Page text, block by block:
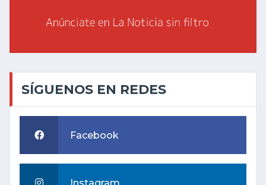
SÍGUENOS EN REDES
Facebook